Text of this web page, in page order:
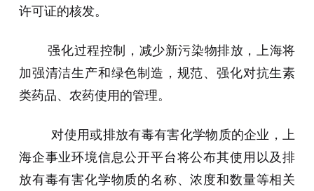
许可证的核发。
强化过程控制，减少新污染物排放，上海将
加强清洁生产和绿色制造，规范、强化对抗生素
类药品、农药使用的管理。
对使用或排放有毒有害化学物质的企业，上
海企事业环境信息公开平台将公布其使用以及排
放有毒有害化学物质的名称、浓度和数量等相关